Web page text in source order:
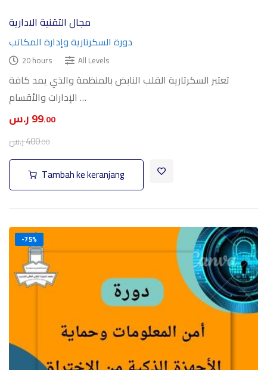
مجال التقنية الادارية
دورة السكرتارية وإدارة المكاتب
20 hours All Levels
تعتبر السكرتارية القلب النابض بالمنظمة والذي يمد كافة
الإدارات والأقسام …
99.00 ر.س
400.00
ر.س
Tambah ke keranjang
-75%